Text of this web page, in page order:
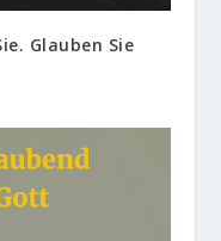
Glauben Sie